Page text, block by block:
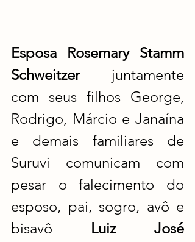
Esposa Rosemary Stamm
Schweitzer juntamente
com seus filhos George,
Rodrigo, Márcio e Janaína
e demais familiares de
Suruvi comunicam com
pesar o falecimento do
esposo, pai, sogro, avô e
bisavô Luiz José